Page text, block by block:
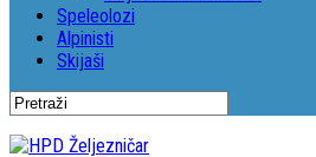
Speleolozi
Alpinisti
Skijaši